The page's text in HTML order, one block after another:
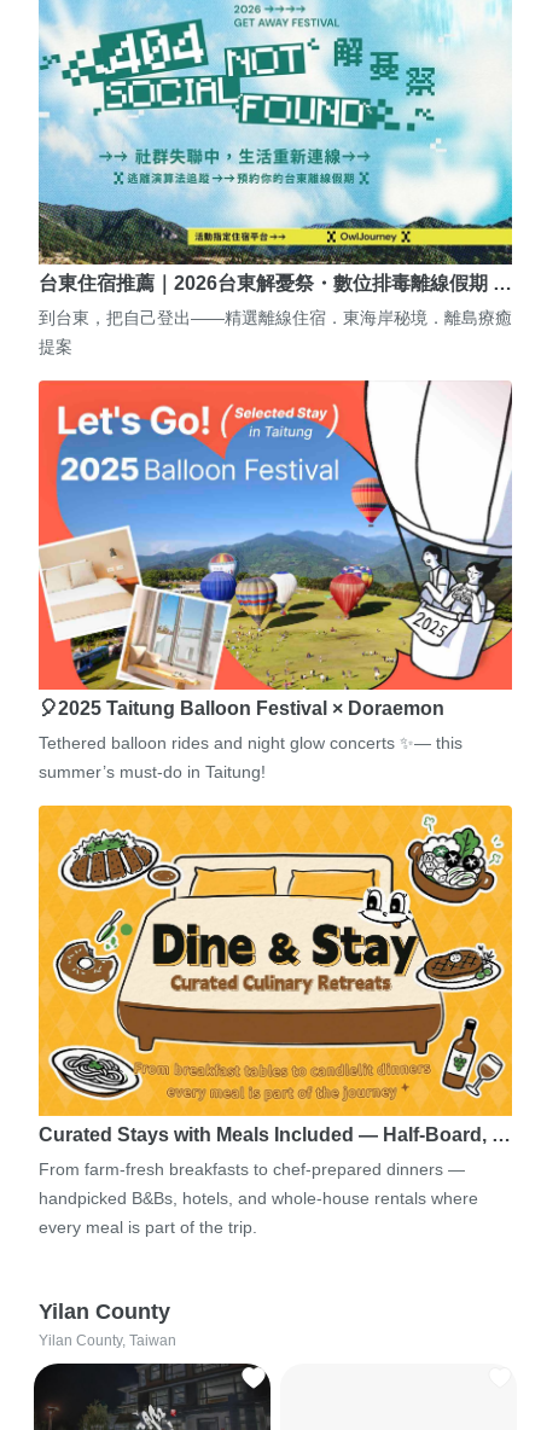
台東住宿推薦｜2026台東解憂祭・數位排毒離線假期 …
到台東，把自己登出——精選離線住宿．東海岸秘境．離島療癒
提案
🎈2025 Taitung Balloon Festival × Doraemon
Tethered balloon rides and night glow concerts ✨— this
summer’s must-do in Taitung!
Curated Stays with Meals Included — Half-Board, …
From farm-fresh breakfasts to chef-prepared dinners —
handpicked B&Bs, hotels, and whole-house rentals where
every meal is part of the trip.
Yilan County
Yilan County, Taiwan